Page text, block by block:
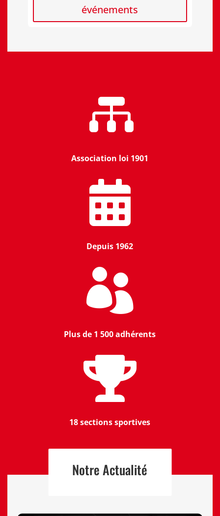
événements

Association loi 1901

Depuis 1962

Plus de 1 500 adhérents

18 sections sportives
Notre Actualité